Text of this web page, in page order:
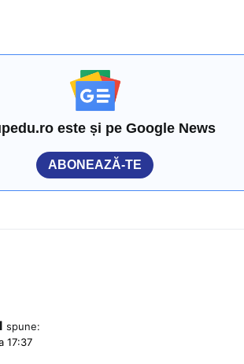
este și pe Google News
ABONEAZĂ-TE
spune:
17:37